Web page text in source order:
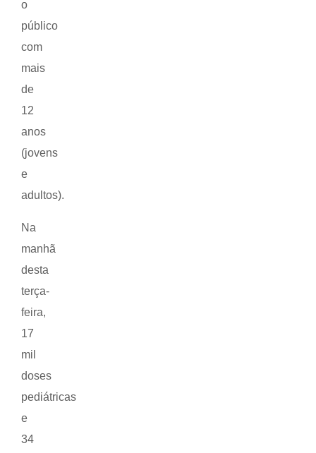
o
público
com
mais
de
12
anos
(jovens
e
adultos).
Na
manhã
desta
terça-
feira,
17
mil
doses
pediátricas
e
34